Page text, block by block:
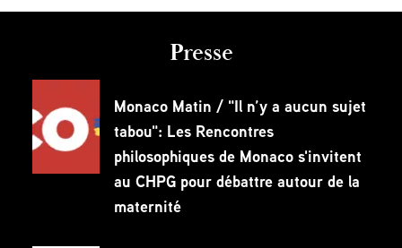
Presse
Monaco Matin / "Il n’y a aucun sujet
tabou": Les Rencontres
philosophiques de Monaco s'invitent
au CHPG pour débattre autour de la
maternité